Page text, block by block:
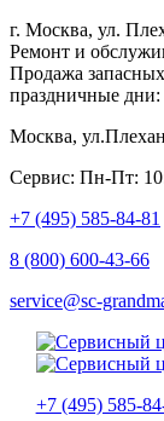
г. Москва, ул.
Ремонт и
Продажа
праздничные
Москва,
Сервис: Пн-Пт:
+7 (495) 585-84-81
8 (800) 600-43-66
service@sc-
+7 (495) 585-